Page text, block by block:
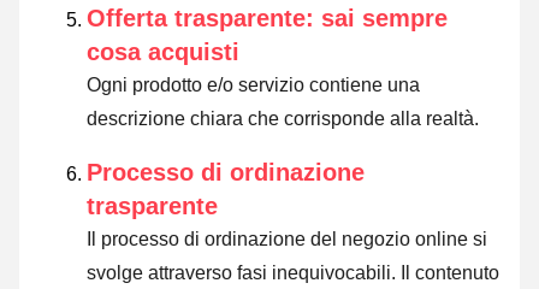
Offerta trasparente: sai sempre
cosa acquisti
Ogni prodotto e/o servizio contiene una
descrizione chiara che corrisponde alla realtà.
Processo di ordinazione
trasparente
Il processo di ordinazione del negozio online si
svolge attraverso fasi inequivocabili. Il contenuto